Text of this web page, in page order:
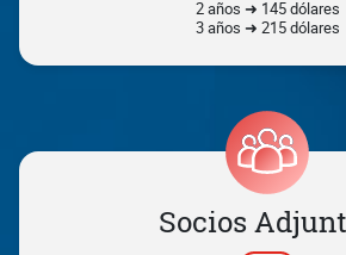
2 años ➜ 145 dólares
3 años ➜ 215 dólares
Socios